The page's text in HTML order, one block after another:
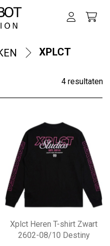
XPLCT
4 resultaten
Xplct Heren T-shirt Zwart
2602-08/10 Destiny